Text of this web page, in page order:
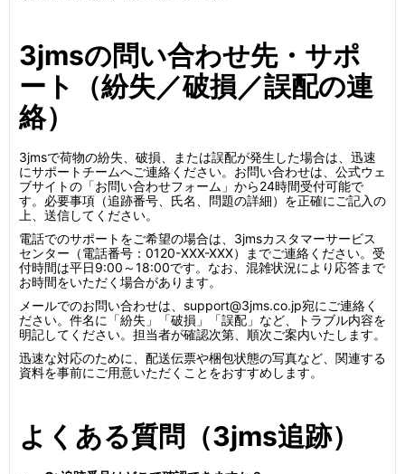
3jmsの問い合わせ先・サポ
ート（紛失／破損／誤配の連
絡）
3jmsで荷物の紛失、破損、または誤配が発生した場合は、迅速
にサポートチームへご連絡ください。お問い合わせは、公式ウェ
ブサイトの「お問い合わせフォーム」から24時間受付可能で
す。必要事項（追跡番号、氏名、問題の詳細）を正確にご記入の
上、送信してください。
電話でのサポートをご希望の場合は、3jmsカスタマーサービス
センター（電話番号：0120-XXX-XXX）までご連絡ください。受
付時間は平日9:00～18:00です。なお、混雑状況により応答まで
お時間をいただく場合があります。
メールでのお問い合わせは、support@3jms.co.jp宛にご連絡く
ださい。件名に「紛失」「破損」「誤配」など、トラブル内容を
明記してください。担当者が確認次第、順次ご案内いたします。
迅速な対応のために、配送伝票や梱包状態の写真など、関連する
資料を事前にご用意いただくことをおすすめします。
よくある質問（3jms追跡）